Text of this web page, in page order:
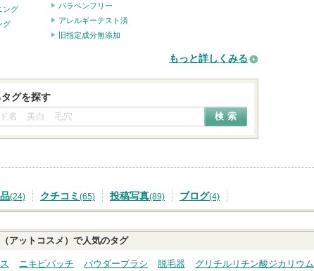
ング
グ
パラベンフリー
アレルギーテスト済
旧指定成分無添加
もっと詳しくみる
グを探す
(24) クチコミ (65) 投稿写真(89) ブログ(4)
アットコスメ）で人気のタグ
ニキビパッチ パウダーブラシ 脱毛器 グリチルリチン酸ジカリウム